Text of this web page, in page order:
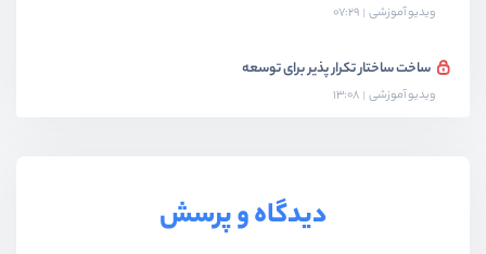
ویدیو آموزشی 07:29
ساخت ساختار تکرار پذیر برای توسعه
ویدیو آموزشی 13:08
دیدگاه و پرسش